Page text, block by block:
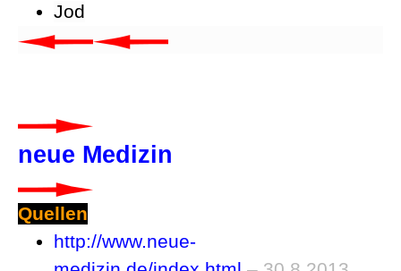
Jod
neue Medizin
Quellen
http://www.neue-